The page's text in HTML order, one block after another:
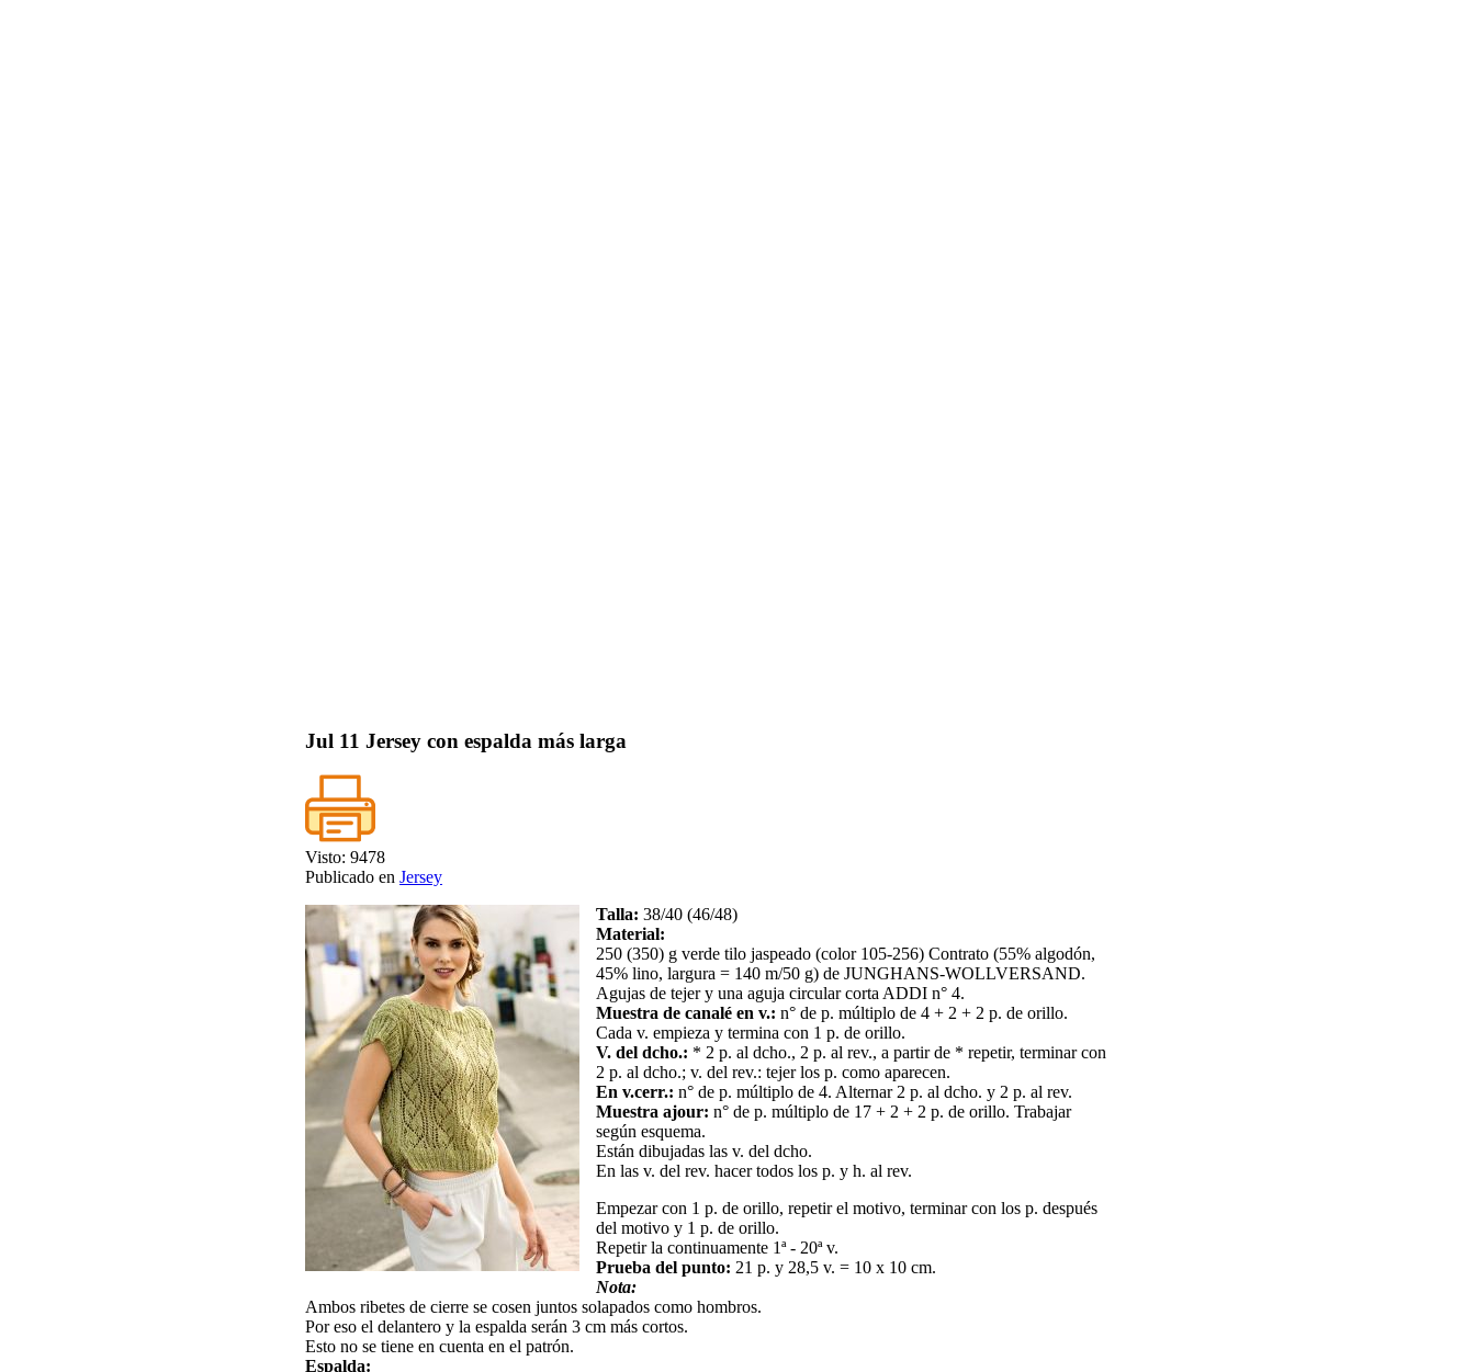
Jul 11 Jersey con espalda más larga
Visto: 9478
Publicado en Jersey
Talla: 38/40 (46/48)
Material:
250 (350) g verde tilo jaspeado (color 105-256) Contrato (55% algodón,
45% lino, largura = 140 m/50 g) de JUNGHANS-WOLLVERSAND.
Agujas de tejer y una aguja circular corta ADDI n° 4.
Muestra de canalé en v.: n° de p. múltiplo de 4 + 2 + 2 p. de orillo.
Cada v. empieza y termina con 1 p. de orillo.
V. del dcho.: * 2 p. al dcho., 2 p. al rev., a partir de * repetir, terminar con
2 p. al dcho.; v. del rev.: tejer los p. como aparecen.
En v.cerr.: n° de p. múltiplo de 4. Alternar 2 p. al dcho. y 2 p. al rev.
Muestra ajour: n° de p. múltiplo de 17 + 2 + 2 p. de orillo. Trabajar
según esquema.
Están dibujadas las v. del dcho.
En las v. del rev. hacer todos los p. y h. al rev.
Empezar con 1 p. de orillo, repetir el motivo, terminar con los p. después
del motivo y 1 p. de orillo.
Repetir la continuamente 1ª - 20ª v.
Prueba del punto: 21 p. y 28,5 v. = 10 x 10 cm.
Nota:
Аmbos ribetes de cierre se cosen juntos solapados como hombros.
Por eso el delantero y la espalda serán 3 cm más cortos.
Esto no se tiene en cuenta en el patrón.
Espalda: